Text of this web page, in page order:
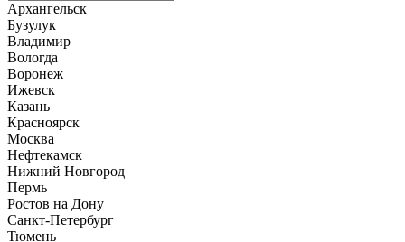
Архангельск
Бузулук
Владимир
Вологда
Воронеж
Ижевск
Казань
Красноярск
Москва
Нефтекамск
Нижний Новгород
Пермь
Ростов на Дону
Санкт-Петербург
Тюмень